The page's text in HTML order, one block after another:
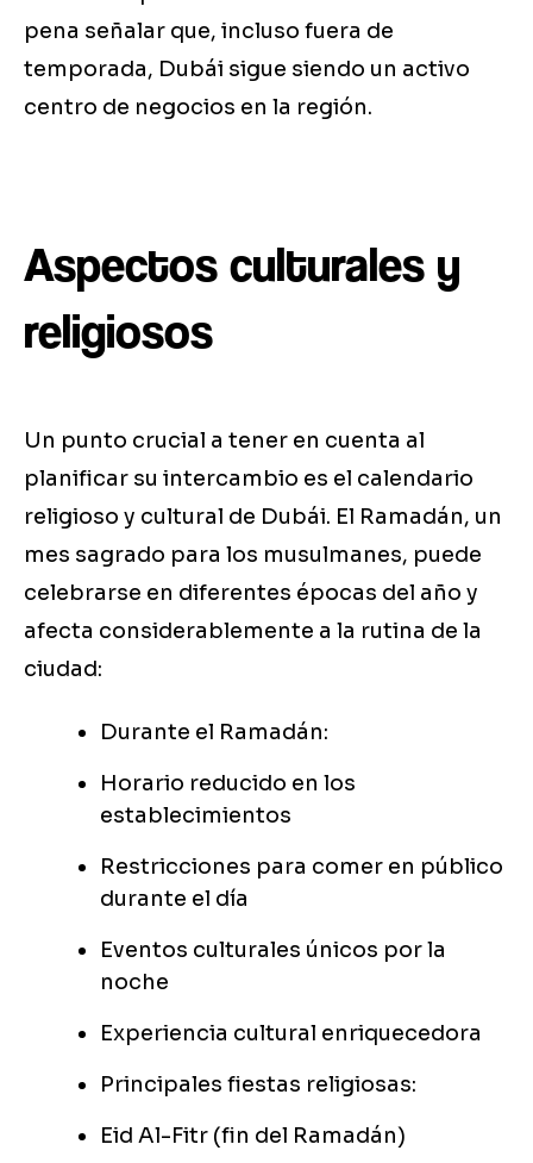
pena señalar que, incluso fuera de
temporada, Dubái sigue siendo un activo
centro de negocios en la región.
Aspectos culturales y
religiosos
Un punto crucial a tener en cuenta al
planificar su intercambio es el calendario
religioso y cultural de Dubái. El Ramadán, un
mes sagrado para los musulmanes, puede
celebrarse en diferentes épocas del año y
afecta considerablemente a la rutina de la
ciudad:
Durante el Ramadán:
Horario reducido en los
establecimientos
Restricciones para comer en público
durante el día
Eventos culturales únicos por la
noche
Experiencia cultural enriquecedora
Principales fiestas religiosas:
Eid Al-Fitr (fin del Ramadán)